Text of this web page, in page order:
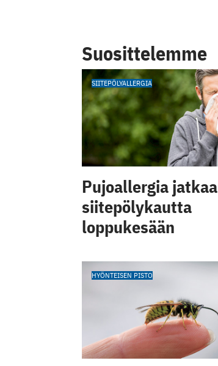
Suosittelemme
SIITEPÖLYALLERGIA
Pujoallergia jatkaa
siitepölykautta
loppukesään
HYÖNTEISEN PISTO